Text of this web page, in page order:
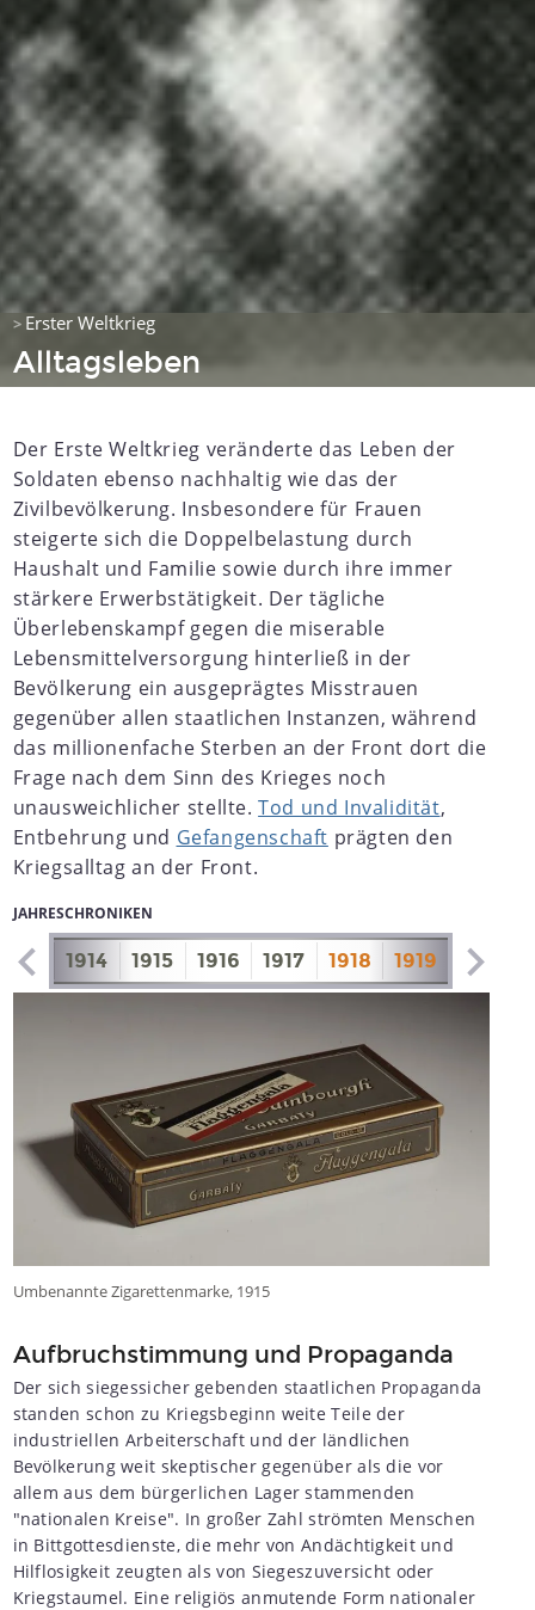
> Erster Weltkrieg
Alltagsleben
Der Erste Weltkrieg veränderte das Leben der
Soldaten ebenso nachhaltig wie das der
Zivilbevölkerung. Insbesondere für Frauen
steigerte sich die Doppelbelastung durch
Haushalt und Familie sowie durch ihre immer
stärkere Erwerbstätigkeit. Der tägliche
Überlebenskampf gegen die miserable
Lebensmittelversorgung hinterließ in der
Bevölkerung ein ausgeprägtes Misstrauen
gegenüber allen staatlichen Instanzen, während
das millionenfache Sterben an der Front dort die
Frage nach dem Sinn des Krieges noch
unausweichlicher stellte.Tod und Invalidität,
Entbehrung und Gefangenschaft prägten den
Kriegsalltag an der Front.
JAHRESCHRONIKEN
1913 1914 1915 1916 1917 1918 1919 1920
Umbenannte Zigarettenmarke, 1915
Aufbruchstimmung und Propaganda
Der sich siegessicher gebenden staatlichen Propaganda
standen schon zu Kriegsbeginn weite Teile der
industriellen Arbeiterschaft und der ländlichen
Bevölkerung weit skeptischer gegenüber als die vor
allem aus dem bürgerlichen Lager stammenden
"nationalen Kreise". In großer Zahl strömten Menschen
in Bittgottesdienste, die mehr von Andächtigkeit und
Hilflosigkeit zeugten als von Siegeszuversicht oder
Kriegstaumel. Eine religiös anmutende Form nationaler